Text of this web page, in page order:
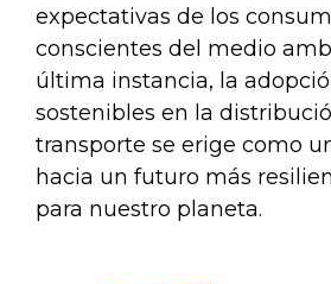
expectativas de los
conscientes del medio
última instancia, la
sostenibles en la
transporte se erige como
hacia un futuro más
para nuestro planeta.